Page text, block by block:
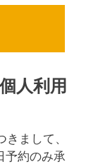
人利用
まして、
予約のみ承